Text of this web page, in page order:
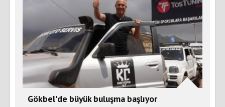
Gökbel'de büyük buluşma başlıyor